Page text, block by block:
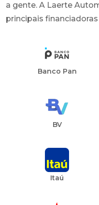
a gente. A Laerte
principais
Banco Pan
BV
Itaú